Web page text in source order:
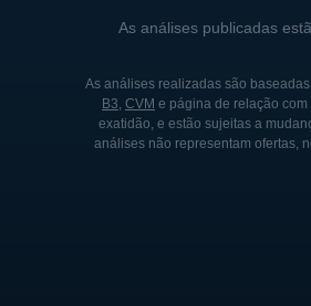
em
Em
Desde
As análises publicadas
As análises realizadas são
B3, CVM e página de relação
exatidão, e estão sujeitas a
análises não representam ofertas,